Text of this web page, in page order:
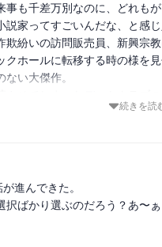
、圧巻。
ね。
事も千差万別なのに、どれも
説家ってすごいんだな、と感
欺紛いの訪問販売員、新興宗
ホールに転移する時の様を
い大傑作。
ピソードがなぜか印象深く残っ
続きを読
進んできた。
択ばかり選ぶのだろう？あ〜